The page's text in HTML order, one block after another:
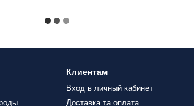
Клиентам
Вход в личный кабинет
Доставка та оплата